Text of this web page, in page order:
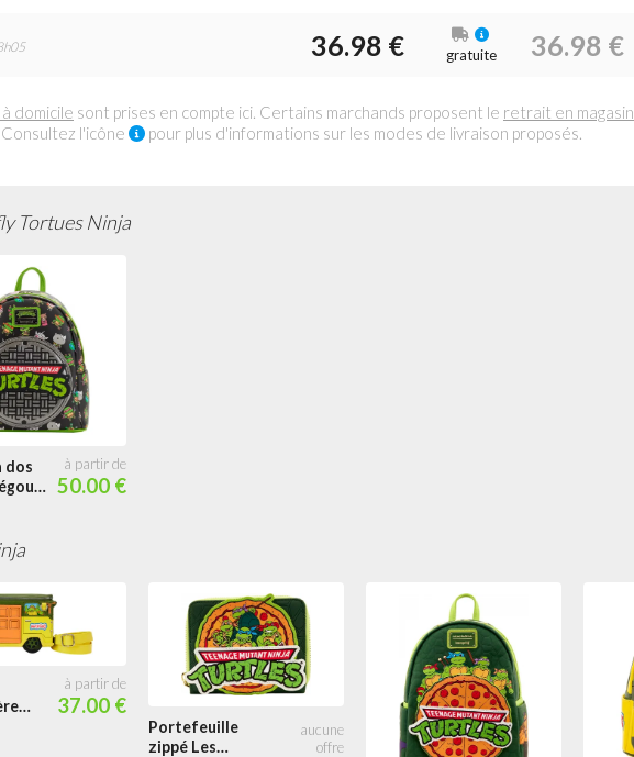
36.98 € 36.98 €
gratuite
domicile sont prises en compte ici. Certains marchands proposent le retrait en magasin
l'icône
pour plus d'informations sur les modes de livraison proposés.
Tortues Ninja
dos
50.00 €
37.00 €
Portefeuille
zippé Les